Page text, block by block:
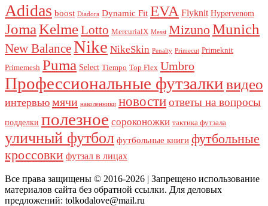
Adidas boost Diadora Dynamic Fit EVA Flyknit Hypervenom
JomaKelmeLotto MercurialX Messi MizunoMunich
New BalanceNike NikeSkin Penalty Primecut Primeknit
Primemesh Puma Select Tiempo Top Flex Umbro
Профессиональные футзалкивидео
интервью мячи наколенники новостиответы на вопросы
подделки полезное сороконожки тактика футзала
уличный футбол футбольные книги футбольные
кроссовки футзал в лицах
Все права защищены © 2016-2026 | Запрещено использование
материалов сайта без обратной ссылки. Для деловых
предложений: tolkodalove@mail.ru